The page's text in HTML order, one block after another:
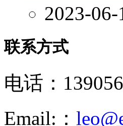
2023-06-
联系方式
电话：
Email:：